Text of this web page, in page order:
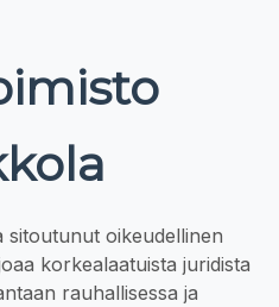
oikeudellinen
korkealaatuista juridista
rauhallisessa ja